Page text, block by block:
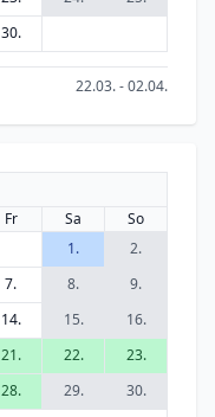
30.
22.03. - 02.04.
Fr Sa
So
1.
2.
7. 8.
9.
14. 15.
16.
21. 22.
23.
28. 29.
30.